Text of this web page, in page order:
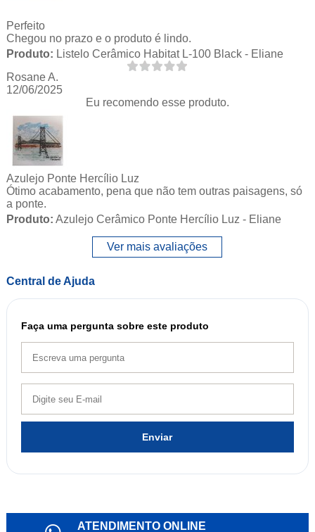
Perfeito
Chegou no prazo e o produto é lindo.
Produto: Listelo Cerâmico Habitat L-100 Black - Eliane
Rosane A.
12/06/2025
Eu recomendo esse produto.
Azulejo Ponte Hercílio Luz
Ótimo acabamento, pena que não tem outras paisagens, só
a ponte.
Produto: Azulejo Cerâmico Ponte Hercílio Luz - Eliane
Ver mais avaliações
Central de Ajuda
Faça uma pergunta sobre este produto
Enviar
ATENDIMENTO ONLINE